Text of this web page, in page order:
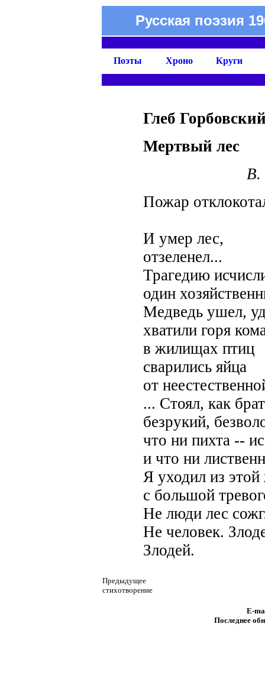
Русская поэзия
Поэты Хроно Круги
Глеб
Мертвый лес
В.
Пожар
И умер лес,
отзеленел...
Трагедию
один
Медведь ушел,
хватили горя
в жилищах птиц
сварились яйца
от
... Стоял, как
безрукий,
что ни пихта --
и что ни
Я уходил из
с большой
Не люди лес
Не человек.
Злодей.
Предыдущее
стихотворение
E-
Последнее